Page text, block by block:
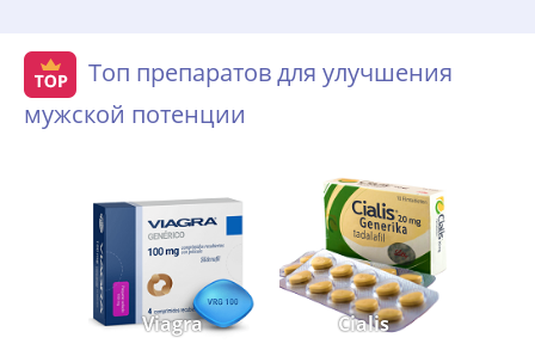
Топ препаратов для улучшения
мужской потенции
Viagra Cialis